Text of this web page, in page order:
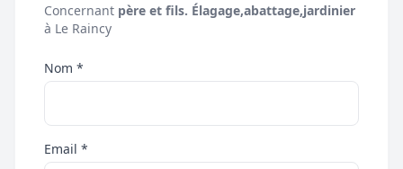
Concernant père et fils. Élagage,abattage,jardinier
à Le Raincy
Nom *
Email *